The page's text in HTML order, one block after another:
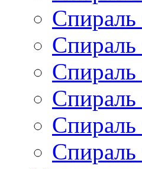
Спираль
Спираль
Спираль
Спираль
Спираль